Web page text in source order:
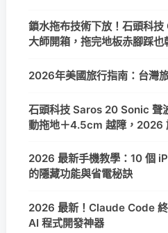
鎖水拖布技術下放！石頭科
大師開箱，拖完地板赤腳踩也
2026年美國旅行指南：台灣
石頭科技 Saros 20 Sonic 聲
動拖地＋4.5cm 越障，2026
2026 最新手機教學：10 個
的隱藏功能與省電秘訣
2026 最新！Claude Code
AI 程式開發神器